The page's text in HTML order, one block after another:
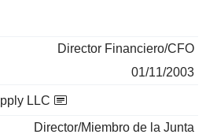
Director Financiero/CFO
01/11/2003
LLC
Director/Miembro de la Junta